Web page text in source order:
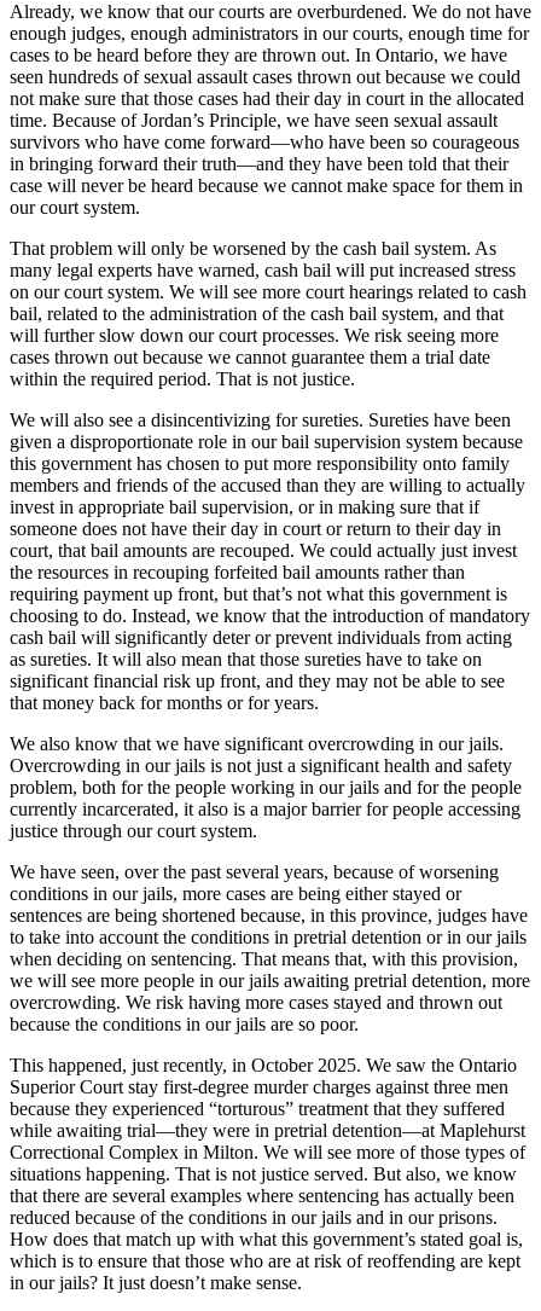
Already, we know that our courts are overburdened. We do not have
enough judges, enough administrators in our courts, enough time for
cases to be heard before they are thrown out. In Ontario, we have
seen hundreds of sexual assault cases thrown out because we could
not make sure that those cases had their day in court in the allocated
time. Because of Jordan’s Principle, we have seen sexual assault
survivors who have come forward—who have been so courageous
in bringing forward their truth—and they have been told that their
case will never be heard because we cannot make space for them in
our court system.
That problem will only be worsened by the cash bail system. As
many legal experts have warned, cash bail will put increased stress
on our court system. We will see more court hearings related to cash
bail, related to the administration of the cash bail system, and that
will further slow down our court processes. We risk seeing more
cases thrown out because we cannot guarantee them a trial date
within the required period. That is not justice.
We will also see a disincentivizing for sureties. Sureties have been
given a disproportionate role in our bail supervision system because
this government has chosen to put more responsibility onto family
members and friends of the accused than they are willing to actually
invest in appropriate bail supervision, or in making sure that if
someone does not have their day in court or return to their day in
court, that bail amounts are recouped. We could actually just invest
the resources in recouping forfeited bail amounts rather than
requiring payment up front, but that’s not what this government is
choosing to do. Instead, we know that the introduction of mandatory
cash bail will significantly deter or prevent individuals from acting
as sureties. It will also mean that those sureties have to take on
significant financial risk up front, and they may not be able to see
that money back for months or for years.
We also know that we have significant overcrowding in our jails.
Overcrowding in our jails is not just a significant health and safety
problem, both for the people working in our jails and for the people
currently incarcerated, it also is a major barrier for people accessing
justice through our court system.
We have seen, over the past several years, because of worsening
conditions in our jails, more cases are being either stayed or
sentences are being shortened because, in this province, judges have
to take into account the conditions in pretrial detention or in our jails
when deciding on sentencing. That means that, with this provision,
we will see more people in our jails awaiting pretrial detention, more
overcrowding. We risk having more cases stayed and thrown out
because the conditions in our jails are so poor.
This happened, just recently, in October 2025. We saw the Ontario
Superior Court stay first-degree murder charges against three men
because they experienced “torturous” treatment that they suffered
while awaiting trial—they were in pretrial detention—at Maplehurst
Correctional Complex in Milton. We will see more of those types of
situations happening. That is not justice served. But also, we know
that there are several examples where sentencing has actually been
reduced because of the conditions in our jails and in our prisons.
How does that match up with what this government’s stated goal is,
which is to ensure that those who are at risk of reoffending are kept
in our jails? It just doesn’t make sense.